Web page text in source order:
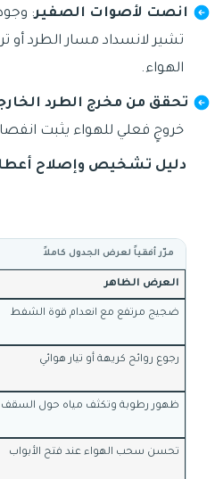
انصت لأصوات الصفير:
تشير لانسداد مسار الطرد أو
الهواء.
تحقق من مخرج الطرد
خروجٍ فعلي للهواء يثبت
دليل تشخيص وإصلاح
مرّر أفقياً لعرض الجدول كاملاً
العرض الظاهر
ضجيج مرتفع مع انعدام قوة الشفط
رجوع روائح كريهة أو تيار هوائي
ظهور رطوبة وتكثف مياه حول السقف
تحسن سحب الهواء عند فتح الأبواب